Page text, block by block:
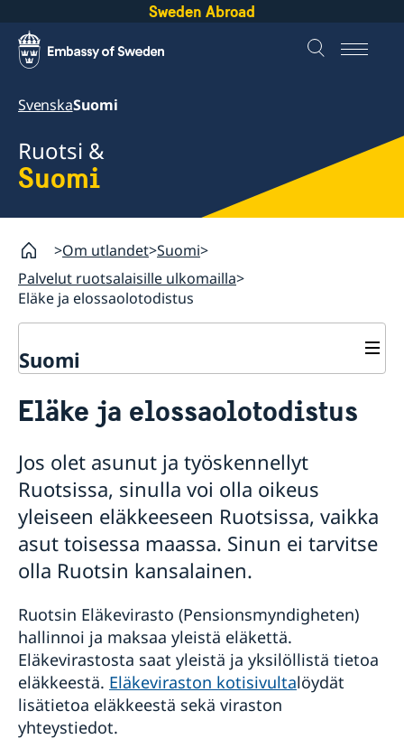
Sweden Abroad
SvenskaSuomi
Ruotsi &
Suomi
Om utlandet Suomi
Palvelut ruotsalaisille ulkomailla
Eläke ja elossaolotodistus
Suomi
Äänestäminen Suomessa
Tavallinen passi
Kansallinen henkilökortti
Valmiin passin/kansallisen henkilökortin noutaminen
Väliaikainen passi
Koordinointinumero
Ruotsin kansalaisuus
Nimenmuutos
Ajokortin uusiminen
Eläke ja elossaolotodistus
Vihkiminen Suomessa
Palvelut ruotsalaisille yrityksille
Business Sweden Suomessa
Eläke ja elossaolotodistus
Jos olet asunut ja työskennellyt
Ruotsissa, sinulla voi olla oikeus
yleiseen eläkkeeseen Ruotsissa, vaikka
asut toisessa maassa. Sinun ei tarvitse
olla Ruotsin kansalainen.
Ruotsin Eläkevirasto (Pensionsmyndigheten)
hallinnoi ja maksaa yleistä eläkettä.
Eläkevirastosta saat yleistä ja yksilöllistä tietoa
eläkkeestä. Eläkeviraston kotisivultalöydät
lisätietoa eläkkeestä sekä viraston
yhteystiedot.